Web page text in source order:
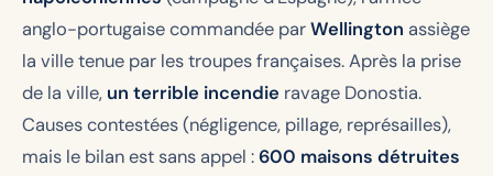
anglo-portugaise commandée parWellington assiège
la ville tenue par les troupes françaises. Après la prise
de la ville, un terrible incendie ravage Donostia.
Causes contestées (négligence, pillage, représailles),
mais le bilan est sans appel :600 maisons détruites